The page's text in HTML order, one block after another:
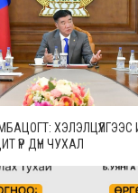
ХЭЛЭЛЦҮҮЛГЭЭС
ҮР ДҮН ЧУХАЛ